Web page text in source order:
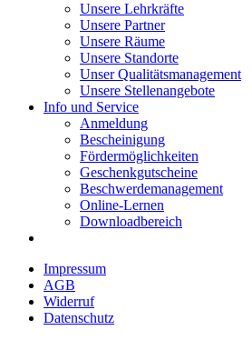
Unsere Lehrkräfte
Unsere Partner
Unsere Räume
Unsere Standorte
Unser Qualitätsmanagement
Unsere Stellenangebote
Info und Service
Anmeldung
Bescheinigung
Fördermöglichkeiten
Geschenkgutscheine
Beschwerdemanagement
Online-Lernen
Downloadbereich
Impressum
AGB
Widerruf
Datenschutz